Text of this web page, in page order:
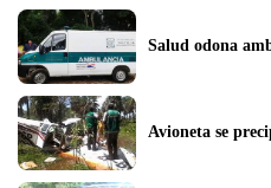
Salud odona
Avioneta se